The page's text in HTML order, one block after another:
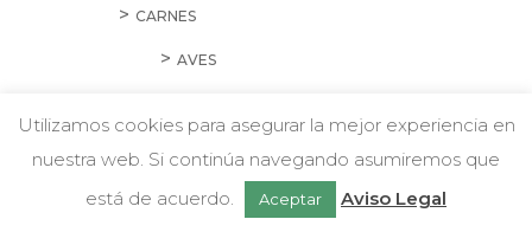
CARNES
AVES
CERDO
CORDERO Y CONEJO
w Chatea con nosotros
Utilizamos cookies para asegurar la mejor experiencia en
nuestra web. Si continúa navegando asumiremos que
está de acuerdo.
Aceptar Aviso Legal